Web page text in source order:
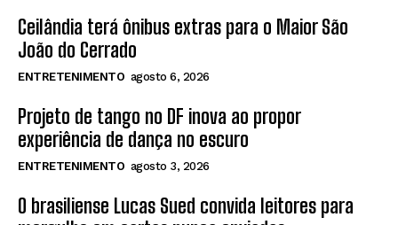
Ceilândia terá ônibus extras para o Maior São
João do Cerrado
ENTRETENIMENTO agosto 6, 2026
Projeto de tango no DF inova ao propor
experiência de dança no escuro
ENTRETENIMENTO agosto 3, 2026
O brasiliense Lucas Sued convida leitores para